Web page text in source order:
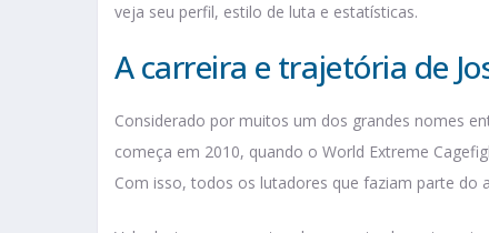
veja seu perfil, estilo de luta e estatísticas.
A carreira e trajetória de
Considerado por muitos um dos grandes nomes
começa em 2010, quando o World Extreme
Com isso, todos os lutadores que faziam parte